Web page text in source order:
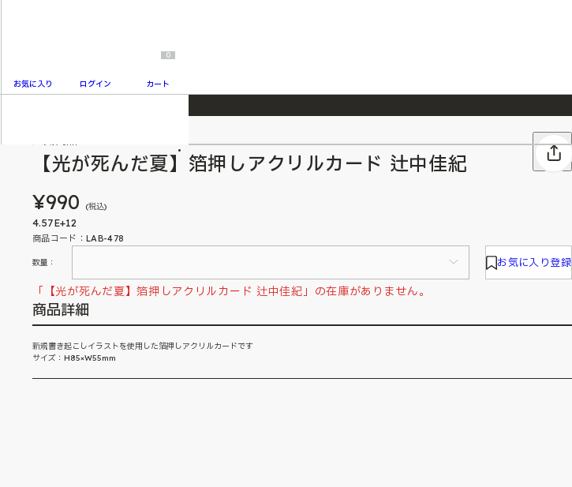
2026/7/23 『ONE PIECE magazine 021 ONE PIECEカード付き同梱版』発売延期のご案内
お気に入り ログイン
0
カート
【光が死んだ夏】箔押しアクリルカード 辻中佳紀
¥990 (税込)
4.57E+12
商品コード：LAB-478
数量： お気に入り登録
「【光が死んだ夏】箔押しアクリルカード 辻中佳紀」の在庫がありません。
商品詳細
新規書き起こしイラストを使用した箔押しアクリルカードです
サイズ：H85×W55mm